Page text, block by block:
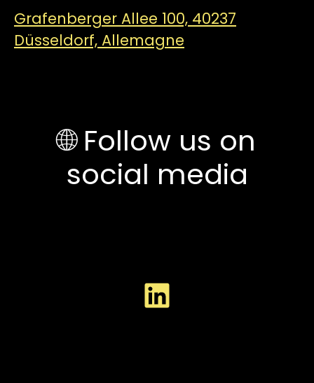
Grafenberger Allee 100, 40237
Düsseldorf, Allemagne
🌐 Follow us on
social media